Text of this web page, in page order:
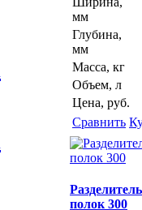
мм
Глубина,
мм
Масса, кг
Объем, л
Цена, руб.
Сравнить
Разделитель
полок 300